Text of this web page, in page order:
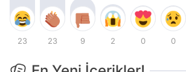
23 23 9 2 0 0